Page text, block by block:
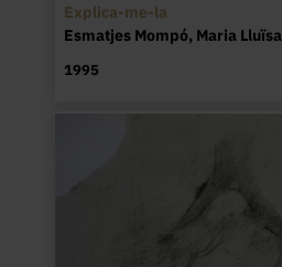
Explica-me-la
Esmatjes Mompó, Maria Lluïsa
1995